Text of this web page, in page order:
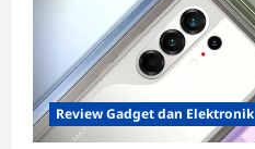
Review Gadget dan Elektronik